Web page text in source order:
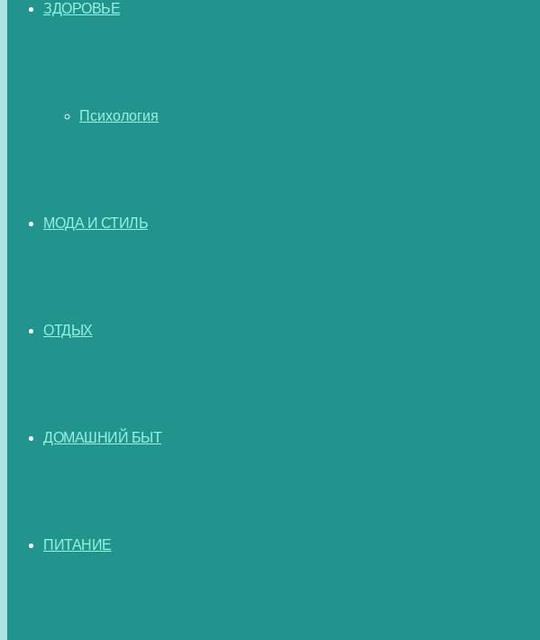
ЗДОРОВЬЕ
Психология
МОДА И СТИЛЬ
ОТДЫХ
ДОМАШНИЙ БЫТ
ПИТАНИЕ